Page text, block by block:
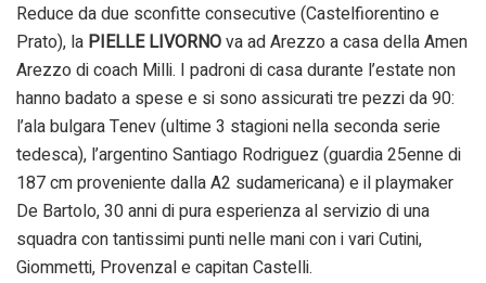
Reduce da due sconfitte consecutive (Castelfiorentino e
Prato), la PIELLE LIVORNOva ad Arezzo a casa della Amen
Arezzo di coach Milli. I padroni di casa durante l’estate non
hanno badato a spese e si sono assicurati tre pezzi da 90:
l’ala bulgara Tenev (ultime 3 stagioni nella seconda serie
tedesca), l’argentino Santiago Rodriguez (guardia 25enne di
187 cm proveniente dalla A2 sudamericana) e il playmaker
De Bartolo, 30 anni di pura esperienza al servizio di una
squadra con tantissimi punti nelle mani con i vari Cutini,
Giommetti, Provenzal e capitan Castelli.